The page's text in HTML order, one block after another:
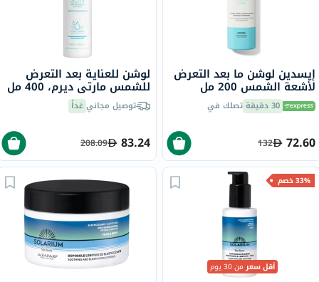
إيسدين لوشن ما بعد التعرض
لأشعة الشمس 200 مل
30 دقيقة تصلك في
72.60
132
لوشن للعناية بعد التعرض
للشمس مارتي ديرم، 400 مل
توصيل مجانيغداً
83.24
208.09
33% خصم
أقل سعرمن 30 يوم